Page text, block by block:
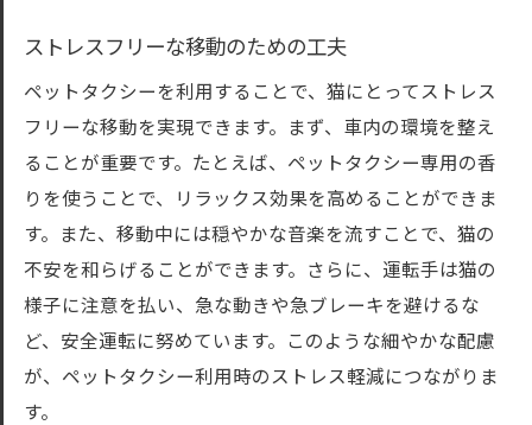
ストレスフリーな移動のための工夫
ペットタクシーを利用することで、猫にとってストレス
フリーな移動を実現できます。まず、車内の環境を整え
ることが重要です。たとえば、ペットタクシー専用の香
りを使うことで、リラックス効果を高めることができま
す。また、移動中には穏やかな音楽を流すことで、猫の
不安を和らげることができます。さらに、運転手は猫の
様子に注意を払い、急な動きや急ブレーキを避けるな
ど、安全運転に努めています。このような細やかな配慮
が、ペットタクシー利用時のストレス軽減につながりま
す。